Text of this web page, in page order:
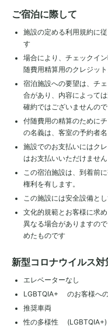
ご宿泊に際して
施設の定める利用規約に
す
場合により、チェックイ
随費用精算用のクレジッ
宿泊施設への要望は、チ
合があり、内容によって
確約ではございませんの
付随費用の精算のために
の名義は、客室の予約者
施設でのお支払いにはク
はお支払いいただけません
この宿泊施設は、到着前
権利を有します。
この施設には安全設備と
文化的規範とお客様に求
異なる場合がありますの
めたものです
新型コロナウイルス対
エレベーターなし
LGBTQIA+ のお客様へ
推奨車両
性の多様性